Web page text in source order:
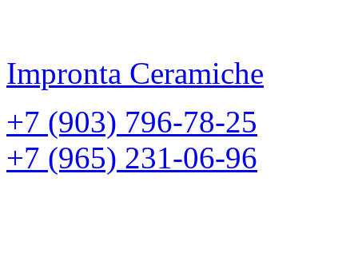
Impronta Ceramiche
+7 (903) 796-78-25
+7 (965) 231-06-96